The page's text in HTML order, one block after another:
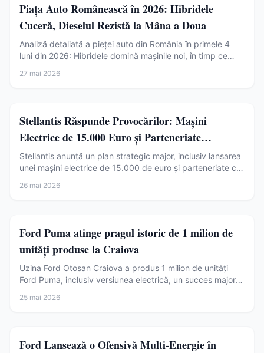
Auto
Piața Auto Românească în 2026: Hibridele
Cuceră, Dieselul Rezistă la Mâna a Doua
Analiză detaliată a pieței auto din România în primele 4
luni din 2026: Hibridele domină mașinile noi, în timp ce
din Europa. Aflați despre tendințele de electrificare și
27 mai 2026
Auto
Stellantis Răspunde Provocărilor: Mașini
Electrice de 15.000 Euro și Parteneriate
Strategice
Stellantis anunță un plan strategic major, inclusiv lansarea
unei mașini electrice de 15.000 de euro și parteneriate cu
26 mai 2026
Auto
Ford Puma atinge pragul istoric de 1 milion de
unități produse la Craiova
Uzina Ford Otosan Craiova a produs 1 milion de unități
Ford Puma, inclusiv versiunea electrică, un succes major
25 mai 2026
Auto
Ford Lansează o Ofensivă Multi-Energie în